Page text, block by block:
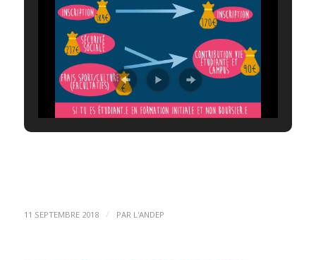
11 SEPTEMBRE 2018 / PAR L'ANDEP